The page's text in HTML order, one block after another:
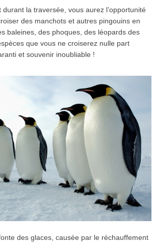
la traversée, vous aurez l’opportunité
des manchots et autres pingouins en
baleines, des phoques, des léopards des
que vous ne croiserez nulle part
et souvenir inoubliable !
des glaces, causée par le réchauffement